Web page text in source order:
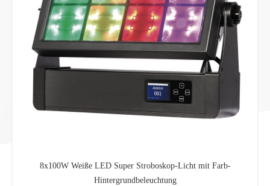
8x100W Weiße LED Super Stroboskop-Licht mit Farb-
Hintergrundbeleuchtung